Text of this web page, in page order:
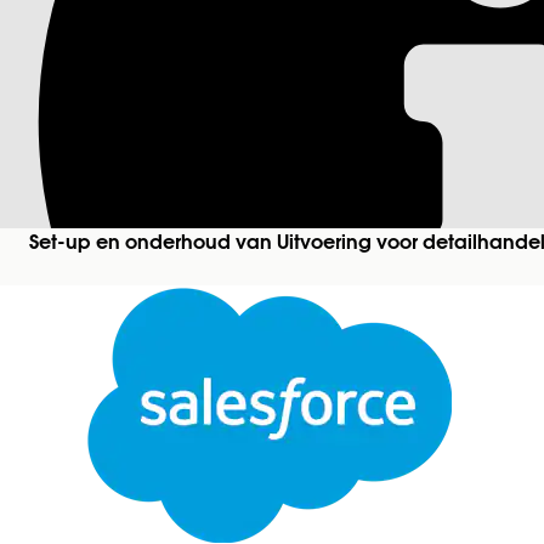
Set-up en onderhoud van Uitvoering voor detailhandel
Activa zijn artikelen, zoals koel- of
stimuleren. Als eigenaar bent u verantwoordelijk
zijn voor de activa. Wanneer u uw activa
vergroten. Door de conditie van uw activa actief
uw werknemers waarborgen.
Vereiste editions
Beschikbaar in: Lightning Experience in
Een activumsjabloon definieert de algemene
activum. Maak bijvoorbeeld een activumsjabloon
Maak activumsjablonen voor een
Een type activum maken
Voor het classificeren van activa maakt u typen